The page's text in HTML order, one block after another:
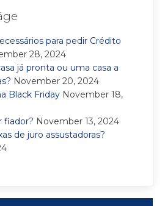
para pedir Crédito
28, 2024
já pronta ou uma casa a
November 20, 2024
Black Friday November 18,
fiador? November 13, 2024
de juro assustadoras?